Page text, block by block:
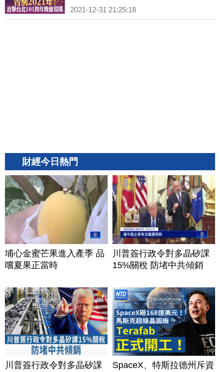
2021-12-31 21:25:18
財經今日熱門
埔心金蜜芒果進入產季 品
嚐夏果正當時
川普簽行政令對多晶矽課
15%關稅 防堵中共傾銷
川普簽行政令對多晶矽課
SpaceX、特斯拉德州斥資